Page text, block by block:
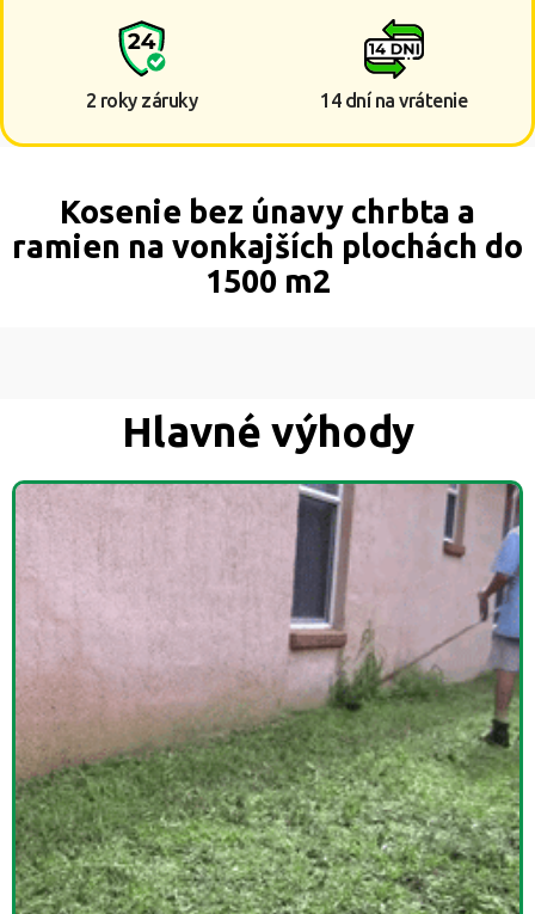
2 roky záruky 14 dní na vrátenie
Kosenie bez únavy chrbta a
ramien na vonkajších plochách do
1500 m2
Hlavné výhody